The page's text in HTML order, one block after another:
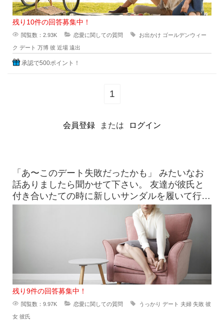
残り10件の回答募集中！
閲覧数：2.93K 恋愛に関しての質問 お出かけ ゴールデンウィー
ク デート 万博 彼 近場 遠出
承認で500ポイント！
1
会員登録 または ログイン
「あ〜このデート失敗だったかも」 みたいなお
話ありましたら聞かせて下さい。 友達が彼氏と
付き合いたての時に新しいサンダルを履いて行っ
たら、見事に靴擦れを
残り9件の回答募集中！
閲覧数：9.97K 恋愛に関しての質問 うっかり デート 夫婦 失敗 彼
女 彼氏